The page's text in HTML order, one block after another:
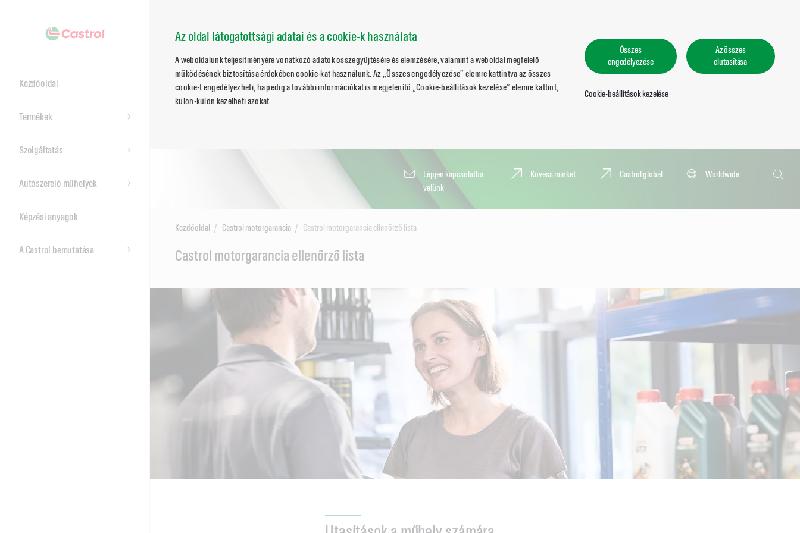
Az oldal látogatottsági adatai és a cookie-k használata
A weboldalunk teljesítményére vonatkozó adatok összegyűjtésére és elemzésére, valamint a weboldal megfelelő
működésének biztosítása érdekében cookie-kat használunk. Az „Összes engedélyezése” elemre kattintva az összes
cookie-t engedélyezheti, ha pedig a további információkat is megjelenítő „Cookie-beállítások kezelése” elemre kattint,
külön-külön kezelheti azokat.
Összes
engedélyezése
Az összes
elutasítása
Cookie-beállítások kezelése
Lépjen kapcsolatba
velünk
Kövess minket Castrol global
Worldwide
Keresés
Kezdőoldal
Termékek
Szolgáltatás
Autószerelő műhelyek
Képzési anyagok
A Castrol bemutatása
Kezdőoldal Castrol motorgarancia Castrol motorgarancia ellenőrző lista
Castrol motorgarancia ellenőrző lista